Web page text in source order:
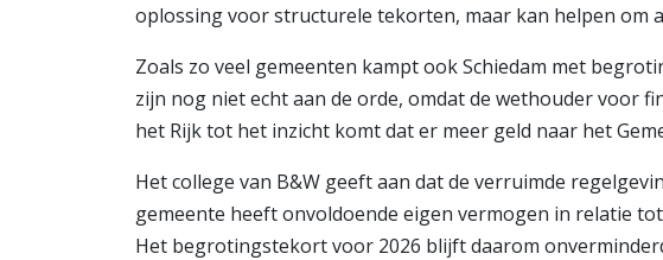
oplossing voor structurele tekorten, maar kan helpen om
Zoals zo veel gemeenten kampt ook Schiedam met
zijn nog niet echt aan de orde, omdat de wethouder voor
het Rijk tot het inzicht komt dat er meer geld naar het
Het college van B&W geeft aan dat de verruimde
gemeente heeft onvoldoende eigen vermogen in relatie
Het begrotingstekort voor 2026 blijft daarom